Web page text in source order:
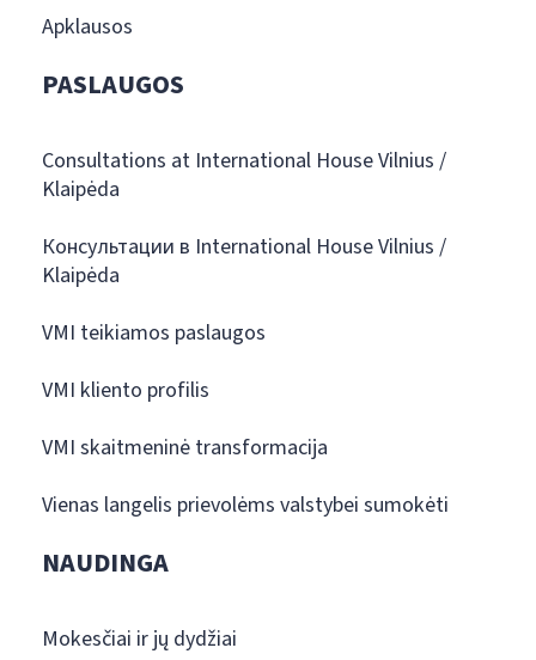
Apklausos
PASLAUGOS
Consultations at International House Vilnius /
Klaipėda
Консультации в International House Vilnius /
Klaipėda
VMI teikiamos paslaugos
VMI kliento profilis
VMI skaitmeninė transformacija
Vienas langelis prievolėms valstybei sumokėti
NAUDINGA
Mokesčiai ir jų dydžiai